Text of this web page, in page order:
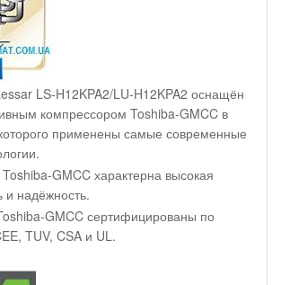
LS-H12KPA2/LU-H12KPA2 оснащён
компрессором Toshiba-GMCC в
применены самые современные
GMCC характерна высокая
и надёжность.
GMCC сертифицированы по
TUV, CSA и UL.